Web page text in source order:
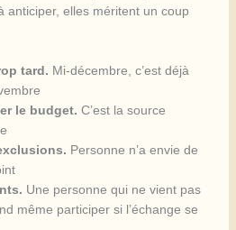
anticiper, elles méritent un coup
tard. Mi-décembre, c’est déjà
le budget. C’est la source
Personne n’a envie de
Une personne qui ne vient pas
même participer si l’échange se